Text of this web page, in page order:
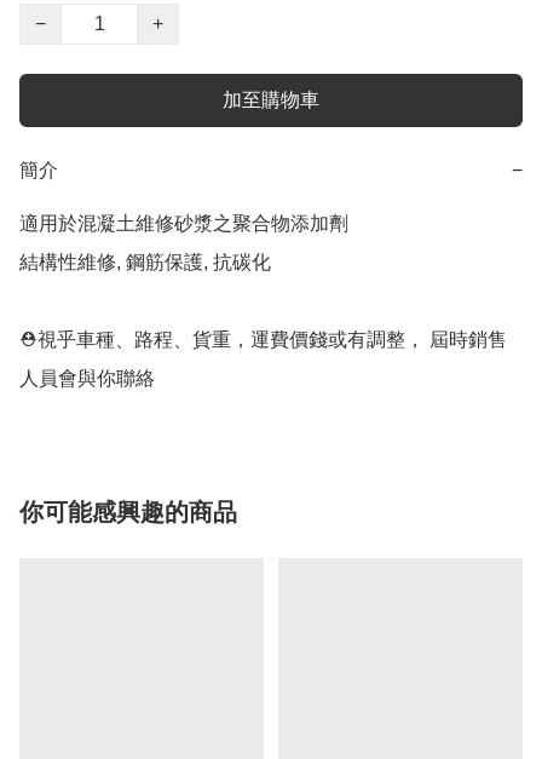
−
+
加至購物車
簡介 −
適用於混凝土維修砂漿之聚合物添加劑
結構性維修, 鋼筋保護, 抗碳化
⛑視乎車種、路程、貨重，運費價錢或有調整， 屆時銷售
人員會與你聯絡
你可能感興趣的商品